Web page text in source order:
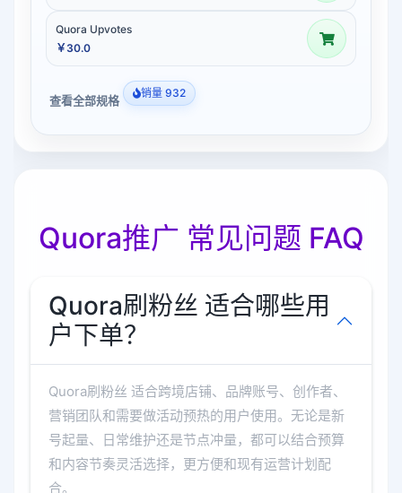
Quora Upvotes
￥30.0
查看全部规格 销量 932
Quora推广 常见问题 FAQ
Quora刷粉丝 适合哪些用
户下单？
Quora刷粉丝 适合跨境店铺、品牌账号、创作者、
营销团队和需要做活动预热的用户使用。无论是新
号起量、日常维护还是节点冲量，都可以结合预算
和内容节奏灵活选择，更方便和现有运营计划配
合。